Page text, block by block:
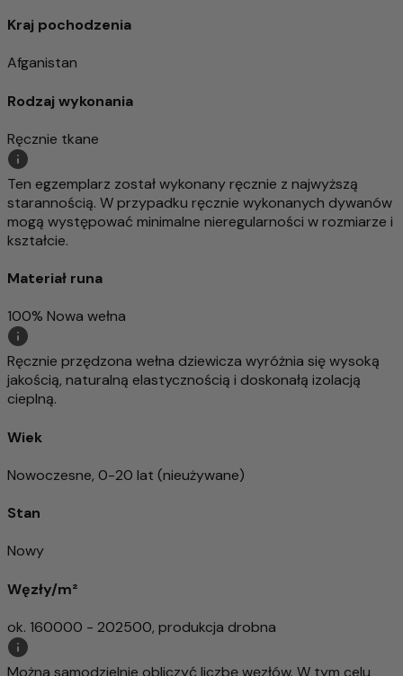
Kraj pochodzenia
Afganistan
Rodzaj wykonania
Ręcznie tkane
Ten egzemplarz został wykonany ręcznie z najwyższą
starannością. W przypadku ręcznie wykonanych dywanów
mogą występować minimalne nieregularności w rozmiarze i
kształcie.
Materiał runa
100% Nowa wełna
Ręcznie przędzona wełna dziewicza wyróżnia się wysoką
jakością, naturalną elastycznością i doskonałą izolacją
cieplną.
Wiek
Nowoczesne, 0-20 lat (nieużywane)
Stan
Nowy
Węzły/m²
ok. 160000 - 202500, produkcja drobna
Można samodzielnie obliczyć liczbę węzłów. W tym celu